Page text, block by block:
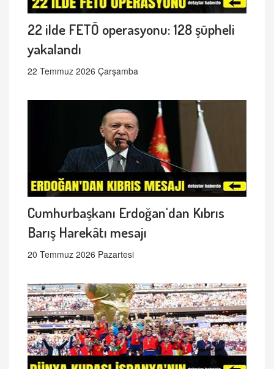
22 ilde FETÖ operasyonu: 128 şüpheli
yakalandı
22 Temmuz 2026 Çarşamba
Cumhurbaşkanı Erdoğan'dan Kıbrıs
Barış Harekâtı mesajı
20 Temmuz 2026 Pazartesi